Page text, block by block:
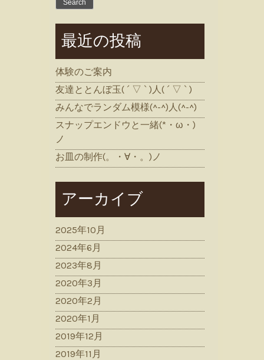
最近の投稿
体験のご案内
友達ととんぼ玉( ´ ▽ ` )人( ´ ▽ ` )
みんなでランダム模様(^-^)人(^-^)
スナップエンドウと一緒(*・ω・)
ノ
お皿の制作(。・∀・。)ノ
アーカイブ
2025年10月
2024年6月
2023年8月
2020年3月
2020年2月
2020年1月
2019年12月
2019年11月